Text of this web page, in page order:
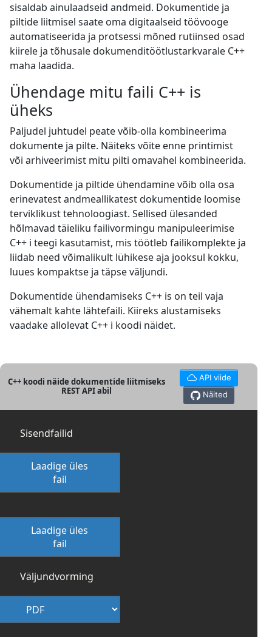
sisaldab ainulaadseid andmeid. Dokumentide ja
piltide liitmisel saate oma digitaalseid töövooge
automatiseerida ja protsessi mõned rutiinsed osad
kiirele ja tõhusale dokumenditöötlustarkvarale C++
maha laadida.
Ühendage mitu faili C++ is
üheks
Paljudel juhtudel peate võib-olla kombineerima
dokumente ja pilte. Näiteks võite enne printimist
või arhiveerimist mitu pilti omavahel kombineerida.
Dokumentide ja piltide ühendamine võib olla osa
erinevatest andmeallikatest dokumentide loomise
terviklikust tehnoloogiast. Sellised ülesanded
hõlmavad täieliku failivormingu manipuleerimise
C++ i teegi kasutamist, mis töötleb failikomplekte ja
liidab need võimalikult lühikese aja jooksul kokku,
luues kompaktse ja täpse väljundi.
Dokumentide ühendamiseks C++ is on teil vaja
vähemalt kahte lähtefaili. Kiireks alustamiseks
vaadake allolevat C++ i koodi näidet.
C++ koodi näide dokumentide liitmiseks
REST API abil
API viide
Näited
Sisendfailid
Laadige üles
fail
Laadige üles
fail
Väljundvorming